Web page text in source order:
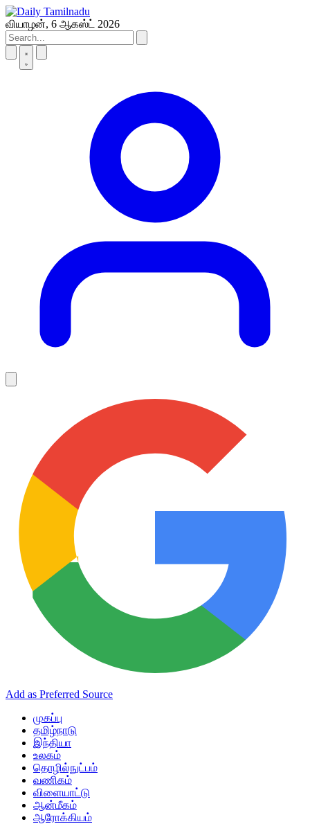
Skip
to
content
வியாழன், 6 ஆகஸ்ட் 2026
Add as Preferred Source
முகப்பு
தமிழ்நாடு
இந்தியா
உலகம்
தொழில்நுட்பம்
வணிகம்
விளையாட்டு
ஆன்மீகம்
ஆரோக்கியம்